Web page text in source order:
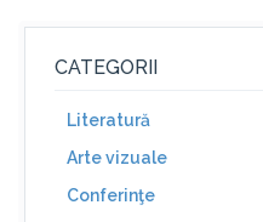
CATEGORII
Literatură
Arte vizuale
Conferinţe